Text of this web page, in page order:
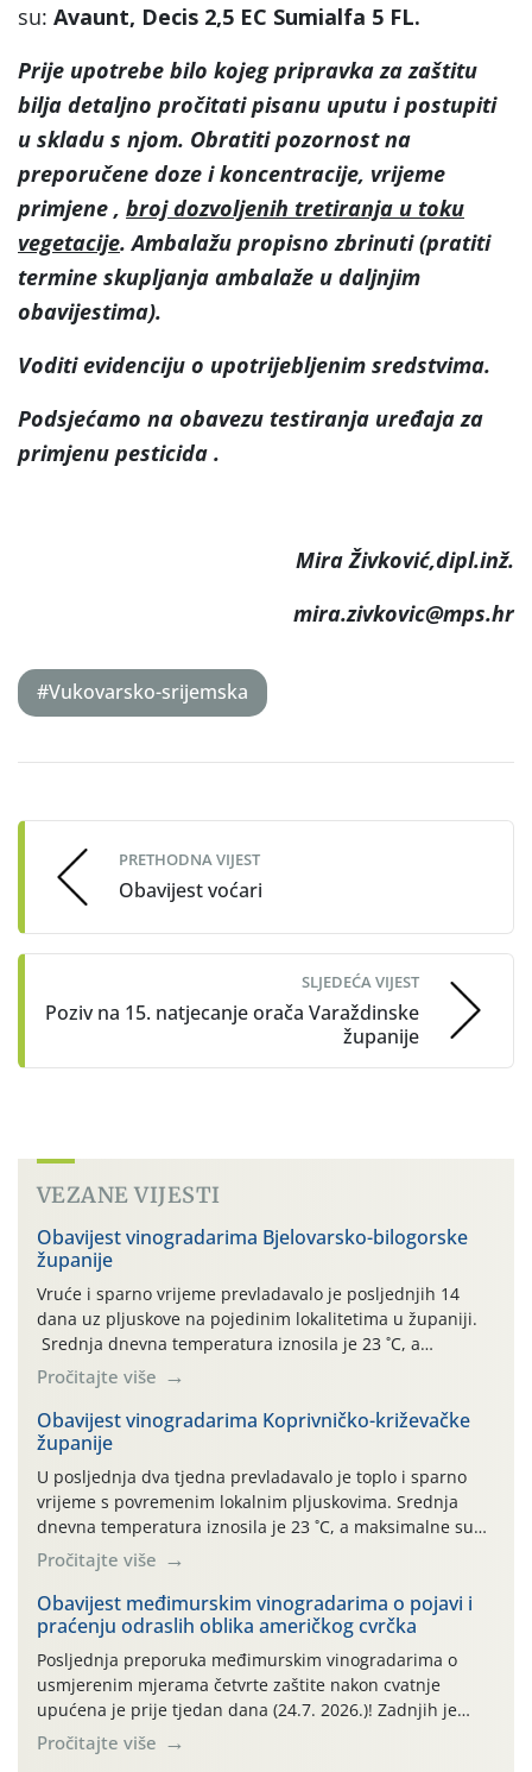
su: Avaunt, Decis 2,5 EC Sumialfa 5 FL.
Prije upotrebe bilo kojeg pripravka za zaštitu
bilja detaljno pročitati pisanu uputu i postupiti
u skladu s njom. Obratiti pozornost na
preporučene doze i koncentracije, vrijeme
primjene , broj dozvoljenih tretiranja u toku
vegetacije. Ambalažu propisno zbrinuti (pratiti
termine skupljanja ambalaže u daljnjim
obavijestima).
Voditi evidenciju o upotrijebljenim sredstvima.
Podsjećamo na obavezu testiranja uređaja za
primjenu pesticida .
Mira Živković,dipl.inž.
mira.zivkovic@mps.hr
#Vukovarsko-srijemska
navigation
PRETHODNA VIJEST
Obavijest voćari
SLJEDEĆA VIJEST
Poziv na 15. natjecanje orača Varaždinske
županije
VEZANE VIJESTI
Obavijest vinogradarima Bjelovarsko-bilogorske
županije
Vruće i sparno vrijeme prevladavalo je posljednjih 14
dana uz pljuskove na pojedinim lokalitetima u županiji.
Srednja dnevna temperatura iznosila je 23 ˚C, a
maksimalne su posljednjih dana dosezale do 35 ˚C.
Simptome plamenjače vinove loze (Plasmoparas
viticola) vidljivi su na zapercima i vršnom mladom lišću.
Kako bi i dalje održali zdravu lisnu masu u zaštiti je
moguće […]
Pročitajte više
Obavijest vinogradarima Koprivničko-križevačke
županije
U posljednja dva tjedna prevladavalo je toplo i sparno
vrijeme s povremenim lokalnim pljuskovima. Srednja
dnevna temperatura iznosila je 23 ˚C, a maksimalne su
se posljednjih dana penjale do 35 ˚C. Prognostičari u
narednom razdoblju najavljuju drugi ovogodišnji
„toplinski udar“. Simptome plamenjače vinove loze
(Plasmoparas viticola) uglavnom ne nalazimo u
vinogradima, a simptomi pepelnice vinove […]
Pročitajte više
Obavijest međimurskim vinogradarima o pojavi i
praćenju odraslih oblika američkog cvrčka
Posljednja preporuka međimurskim vinogradarima o
usmjerenim mjerama četvrte zaštite nakon cvatnje
upućena je prije tjedan dana (24.7. 2026.)! Zadnjih je
tjedan dana u Međimurskom vinogorju obilježilo
iznadprosječno vruće razdoblje: svakog su dana najviše
Pročitajte više